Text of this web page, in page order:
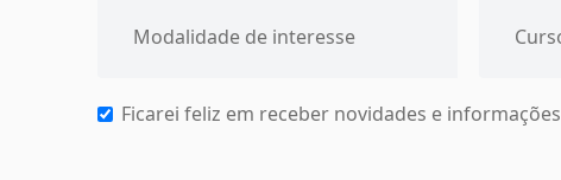
Ficarei feliz em receber novidades e informações